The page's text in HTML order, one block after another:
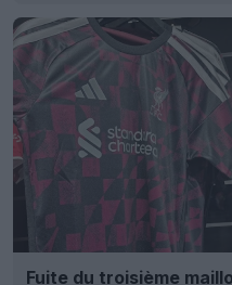
Fuite du troisième